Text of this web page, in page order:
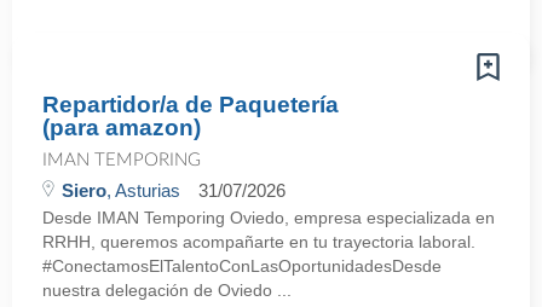
Repartidor/a de Paquetería
(para amazon)
IMAN TEMPORING
Siero, Asturias 31/07/2026
Desde IMAN Temporing Oviedo, empresa especializada en
RRHH, queremos acompañarte en tu trayectoria laboral.
#ConectamosElTalentoConLasOportunidadesDesde
nuestra delegación de Oviedo ...